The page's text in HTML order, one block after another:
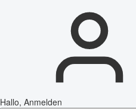
Hallo, Anmelden